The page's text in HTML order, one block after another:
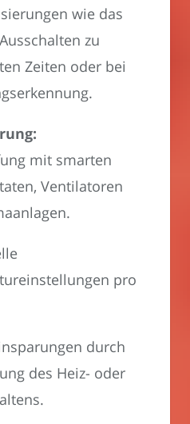
wie das
zu
Zeiten oder bei
mit smarten
Ventilatoren
pro
durch
des Heiz- oder